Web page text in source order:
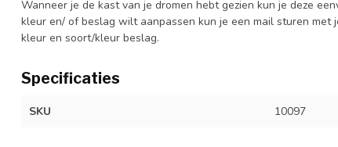
Wanneer je de kast van je dromen hebt gezien kun je deze
kleur en/ of beslag wilt aanpassen kun je een mail sturen met
kleur en soort/kleur beslag.
Specificaties
SKU 10097